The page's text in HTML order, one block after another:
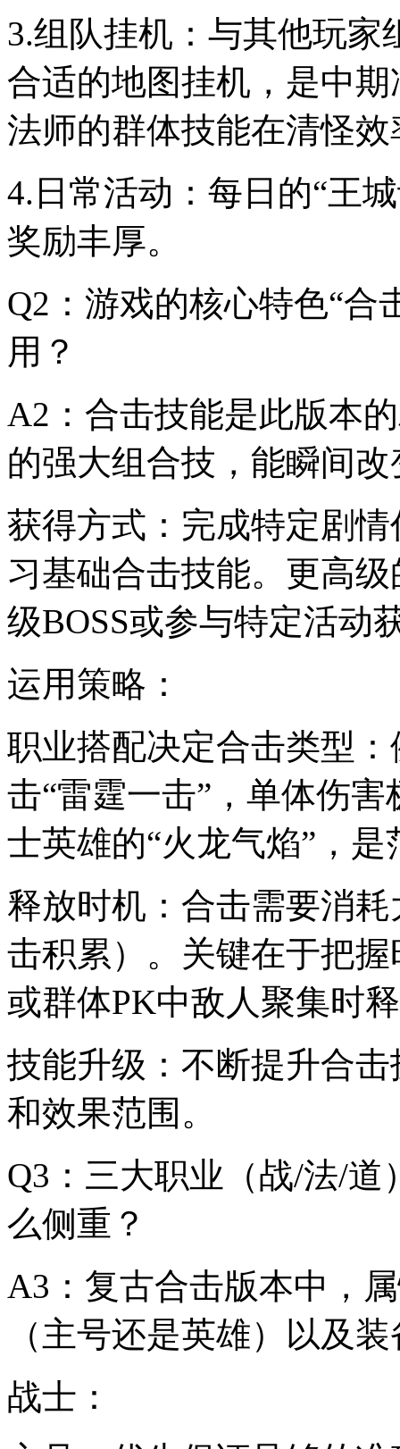
3.组队挂机：与其他玩
合适的地图挂机，是中
法师的群体技能在清怪
4.日常活动：每日的“王
奖励丰厚。
Q2：游戏的核心特色“合
用？
A2：合击技能是此版本
的强大组合技，能瞬间
获得方式：完成特定剧
习基础合击技能。更高
级BOSS或参与特定活动
运用策略：
职业搭配决定合击类型
击“雷霆一击”，单体伤
士英雄的“火龙气焰”，
释放时机：合击需要消
击积累）。关键在于把
或群体PK中敌人聚集时
技能升级：不断提升合
和效果范围。
Q3：三大职业（战/法/
么侧重？
A3：复古合击版本中，
（主号还是英雄）以及
战士：